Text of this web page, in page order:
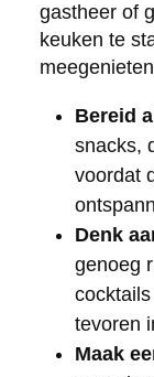
gastheer of
keuken te
Bereid
snacks,
voordat
Denk
genoeg
tevoren
Maak